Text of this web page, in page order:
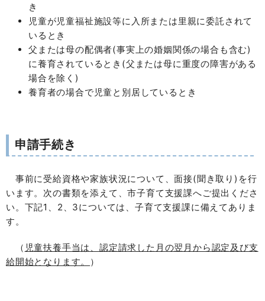
き
児童が児童福祉施設等に入所または里親に委託されて
いるとき
父または母の配偶者(事実上の婚姻関係の場合も含む)
に養育されているとき(父または母に重度の障害がある
場合を除く)
養育者の場合で児童と別居しているとき
申請手続き
事前に受給資格や家族状況について、面接(聞き取り)を行
います。次の書類を添えて、市子育て支援課へご提出くださ
い。下記1、2、3については、子育て支援課に備えてありま
す。
（ 児童扶養手当は、認定請求した月の翌月から認定及び支
給開始となります。 ）